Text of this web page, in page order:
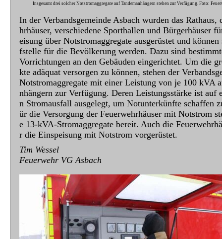
Insgesamt drei solcher Notstromaggregate auf Tandemanhängern stehen zur Verfügung. Foto:
In der Verbandsgemeinde Asbach wurden das Rathaus,
hrhäuser, verschiedene Sporthallen und Bürgerhäuser
eisung über Notstromaggregate ausgerüstet und
fstelle für die Bevölkerung werden. Dazu sind
Vorrichtungen an den Gebäuden eingerichtet. Um die
kte adäquat versorgen zu können, stehen der
Notstromaggregate mit einer Leistung von je 100 kVA
nhängern zur Verfügung. Deren Leistungsstärke ist auf
n Stromausfall ausgelegt, um Notunterkünfte schaffen
ür die Versorgung der Feuerwehrhäuser mit Notstrom
e 13-kVA-Stromaggregate bereit. Auch die
r die Einspeisung mit Notstrom vorgerüstet.
Tim Wessel
Feuerwehr VG Asbach